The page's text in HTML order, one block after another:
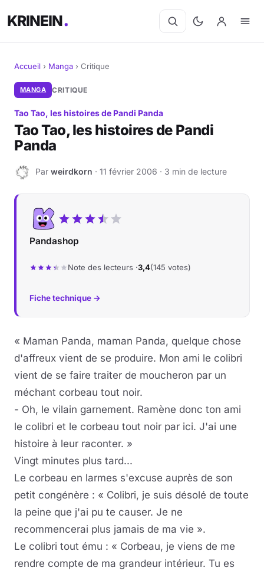
KRINEIN
Cinéma
Séries
Manga
BD
Livres
Jeux vidéo
Sortir
Sciences & Tech
Forum
Accueil › Manga › Critique
MANGA CRITIQUE
Tao Tao, les histoires de Pandi Panda
Tao Tao, les histoires de Pandi
Panda
W Par weirdkorn · 11 février 2006 · 3 min de lecture
Pandashop
Note des lecteurs ·3,4(145 votes)
Fiche technique →
« Maman Panda, maman Panda, quelque chose
d'affreux vient de se produire. Mon ami le colibri
vient de se faire traiter de moucheron par un
méchant corbeau tout noir.
- Oh, le vilain garnement. Ramène donc ton ami
le colibri et le corbeau tout noir par ici. J'ai une
histoire à leur raconter. »
Vingt minutes plus tard...
Le corbeau en larmes s'excuse auprès de son
petit congénère : « Colibri, je suis désolé de toute
la peine que j'ai pu te causer. Je ne
recommencerai plus jamais de ma vie ».
Le colibri tout ému : « Corbeau, je viens de me
rendre compte de ma grandeur intérieur. Tu es